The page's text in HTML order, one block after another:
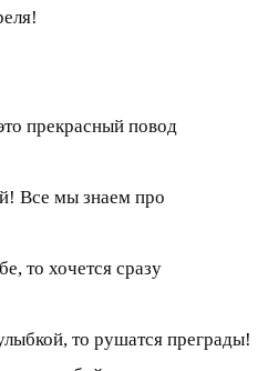
прекрасный повод
Все мы знаем про
то хочется сразу
то рушатся преграды!